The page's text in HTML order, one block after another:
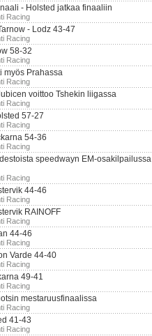
- Holsted jatkaa finaaliin
Racing
- Lodz 43-47
Racing
58-32
Racing
myös Prahassa
Racing
voittoo Tshekin liigassa
Racing
57-27
Racing
54-36
Racing
speedwayn EM-osakilpailussa
Racing
44-46
Racing
RAINOFF
Racing
44-46
Racing
Varde 44-40
Racing
49-41
Racing
mestaruusfinaalissa
Racing
41-43
Racing